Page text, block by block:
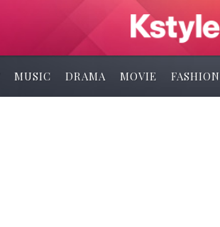
MUSIC DRAMA MOVIE FASHION